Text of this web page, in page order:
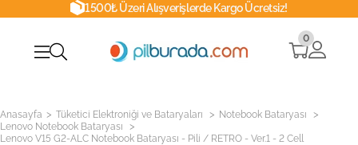
1500₺ Üzeri Alışverişlerde Kargo Ücretsiz!
0
Anasayfa > Tüketici Elektroniği ve Bataryaları > Notebook Bataryası >
Lenovo Notebook Bataryası >
Lenovo V15 G2-ALC Notebook Bataryası - Pili / RETRO - Ver.1 - 2 Cell